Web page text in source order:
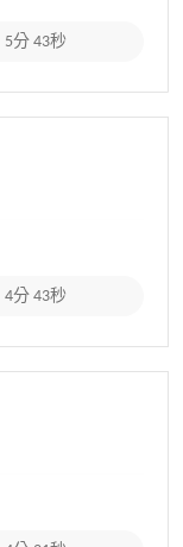
5分 43秒
4分 43秒